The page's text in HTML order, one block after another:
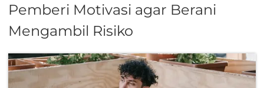
Pemberi Motivasi agar Berani
Mengambil Risiko